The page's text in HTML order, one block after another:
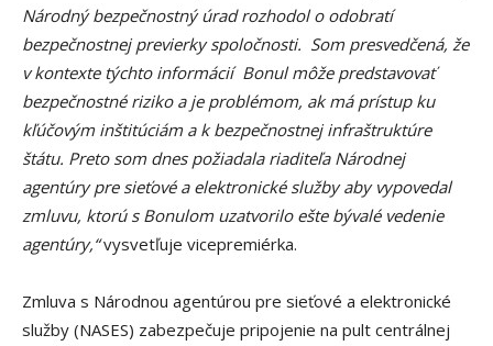
Národný bezpečnostný úrad rozhodol o odobratí
bezpečnostnej previerky spoločnosti. Som presvedčená, že
v kontexte týchto informácií Bonul môže predstavovať
bezpečnostné riziko a je problémom, ak má prístup ku
kľúčovým inštitúciám a k bezpečnostnej infraštruktúre
štátu. Preto som dnes požiadala riaditeľa Národnej
agentúry pre sieťové a elektronické služby aby vypovedal
zmluvu, ktorú s Bonulom uzatvorilo ešte bývalé vedenie
agentúry,“vysvetľuje vicepremiérka.
Zmluva s Národnou agentúrou pre sieťové a elektronické
služby (NASES) zabezpečuje pripojenie na pult centrálnej